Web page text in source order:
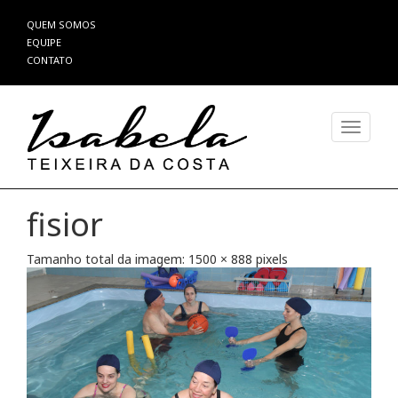
Pular
para
o
QUEM SOMOS
EQUIPE
CONTATO
fisior
Tamanho total da imagem: 1500 × 888 pixels